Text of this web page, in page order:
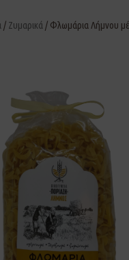
/ Ζυμαρικά / Φλωμάρια Λήμνου